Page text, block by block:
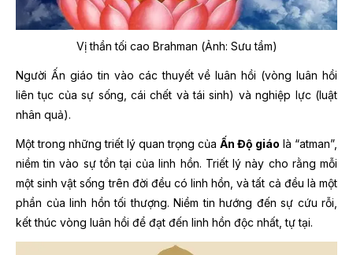
Vị thần tối cao Brahman (Ảnh: Sưu tầm)
Người Ấn giáo tin vào các thuyết về luân hồi (vòng luân hồi
liên tục của sự sống, cái chết và tái sinh) và nghiệp lực (luật
nhân quả).
Một trong những triết lý quan trọng của Ấn Độ giáo là “atman”,
niềm tin vào sự tồn tại của linh hồn. Triết lý này cho rằng mỗi
một sinh vật sống trên đời đều có linh hồn, và tất cả đều là một
phần của linh hồn tối thượng. Niềm tin hướng đến sự cứu rỗi,
kết thúc vòng luân hồi để đạt đến linh hồn độc nhất, tự tại.